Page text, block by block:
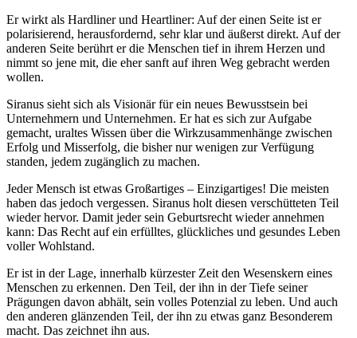
Er wirkt als Hardliner und Heartliner: Auf der einen Seite ist er
polarisierend, herausfordernd, sehr klar und äußerst direkt. Auf der
anderen Seite berührt er die Menschen tief in ihrem Herzen und
nimmt so jene mit, die eher sanft auf ihren Weg gebracht werden
wollen.
Siranus sieht sich als Visionär für ein neues Bewusstsein bei
Unternehmern und Unternehmen. Er hat es sich zur Aufgabe
gemacht, uraltes Wissen über die Wirkzusammenhänge zwischen
Erfolg und Misserfolg, die bisher nur wenigen zur Verfügung
standen, jedem zugänglich zu machen.
Jeder Mensch ist etwas Großartiges – Einzigartiges! Die meisten
haben das jedoch vergessen. Siranus holt diesen verschütteten Teil
wieder hervor. Damit jeder sein Geburtsrecht wieder annehmen
kann: Das Recht auf ein erfülltes, glückliches und gesundes Leben
voller Wohlstand.
Er ist in der Lage, innerhalb kürzester Zeit den Wesenskern eines
Menschen zu erkennen. Den Teil, der ihn in der Tiefe seiner
Prägungen davon abhält, sein volles Potenzial zu leben. Und auch
den anderen glänzenden Teil, der ihn zu etwas ganz Besonderem
macht. Das zeichnet ihn aus.